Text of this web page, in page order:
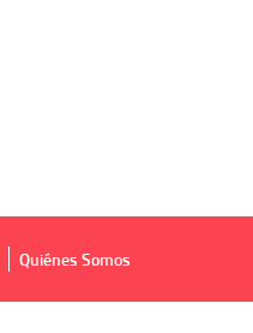
Quiénes Somos